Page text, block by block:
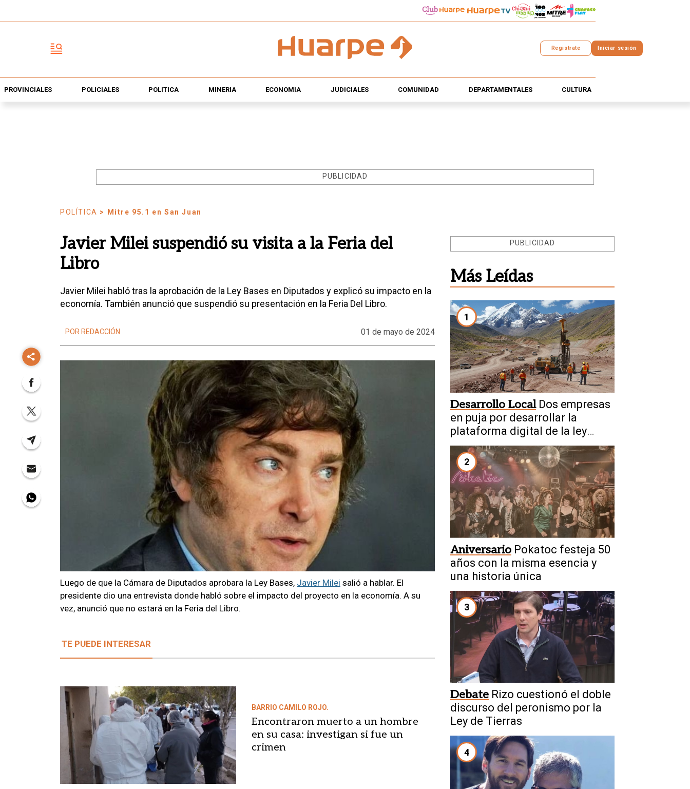
Registrate Iniciar sesión
PROVINCIALES POLICIALES POLÍTICA MINERÍA ECONOMÍA JUDICIALES COMUNIDAD DEPARTAMENTALES CULTURA
PUBLICIDAD
POLÍTICA > Mitre 95.1 en San Juan
Javier Milei suspendió su visita a la Feria del
Libro
Javier Milei habló tras la aprobación de la Ley Bases en Diputados y explicó su impacto en la
economía. También anunció que suspendió su presentación en la Feria Del Libro.
POR REDACCIÓN 01 de mayo de 2024
Luego de que la Cámara de Diputados aprobara la Ley Bases, Javier Milei salió a hablar. El
presidente dio una entrevista donde habló sobre el impacto del proyecto en la economía. A su
vez, anunció que no estará en la Feria del Libro.
TE PUEDE INTERESAR
BARRIO CAMILO ROJO.
Encontraron muerto a un hombre
en su casa: investigan si fue un
crimen
PUBLICIDAD
Más Leídas
1
Desarrollo Local Dos empresas
en puja por desarrollar la
plataforma digital de la ley
minera
2
Aniversario Pokatoc festeja 50
años con la misma esencia y
una historia única
3
Debate Rizo cuestionó el doble
discurso del peronismo por la
Ley de Tierras
4